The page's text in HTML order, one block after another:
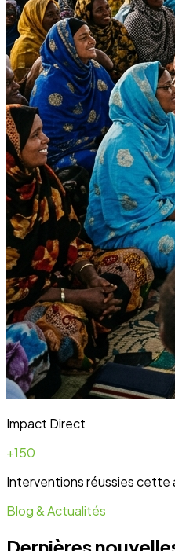
Impact Direct
+150
Interventions réussies cette
Blog & Actualités
Dernières
Toute l'actualité